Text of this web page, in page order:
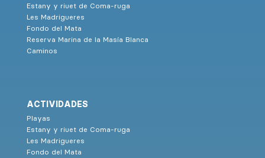
Estany y riuet de Coma-ruga
Les Madrigueres
Fondo del Mata
Reserva Marina de la Masía Blanca
Caminos
ACTIVIDADES
Playas
Estany y riuet de Coma-ruga
Les Madrigueres
Fondo del Mata